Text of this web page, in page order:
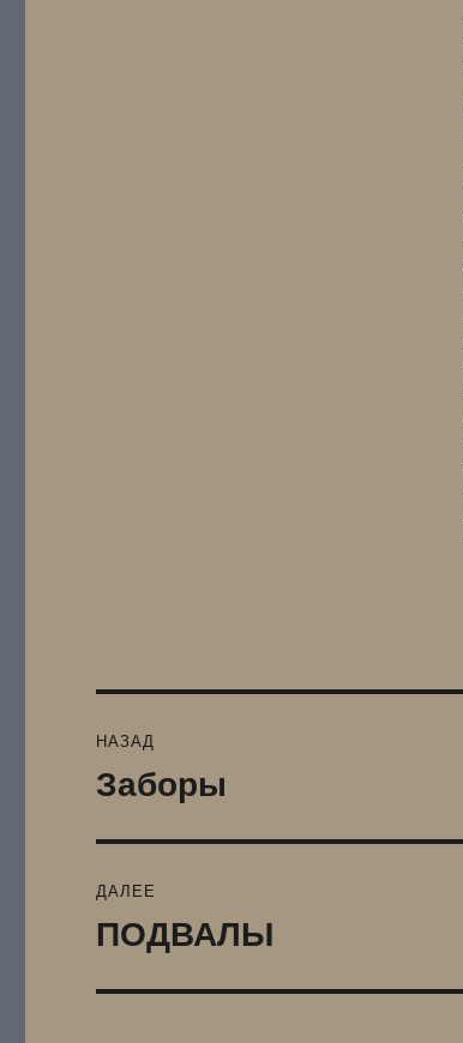
по
НАЗАД
Предыдущая
Заборы
ДАЛЕЕ
Следующая
запись:
ПОДВАЛЫ